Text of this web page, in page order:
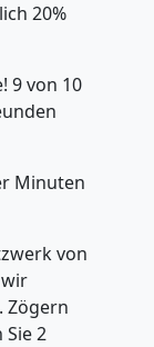
20%
9 von 10
Minuten
von
Zögern
2